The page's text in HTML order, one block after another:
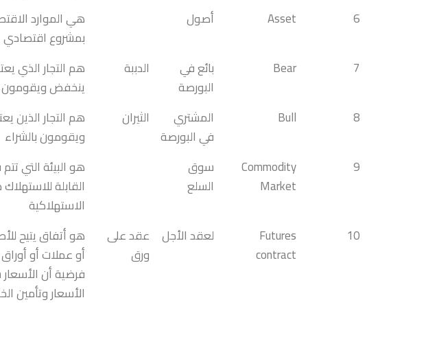
6
Asset أصول
هي الموارد
بمشروع اقتصادي
7
Bear
بائع في
البورصة
الدببة
هم التجار الذي
ينخفض ويقومون
8
Bull
المشتري
في البورصة
الثيران
هم التجار
ويقومون بالشراء
9
Commodity
Market
سوق
السلع
هو البيئة التي
القابلة
الاستهلاكية
10
Futures
contract
لعقد الأجل عقد على
ورق
هو أتفاق يتيح
أو عملات أو
فرضية أن
الأسعار وتأمين